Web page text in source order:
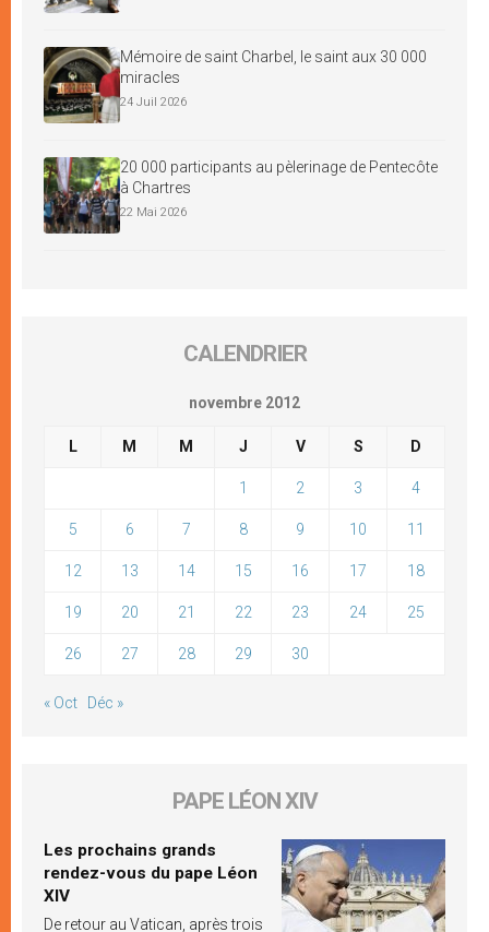
Mémoire de saint Charbel, le saint aux 30 000
miracles
24 Juil 2026
20 000 participants au pèlerinage de Pentecôte
à Chartres
22 Mai 2026
CALENDRIER
novembre 2012
L M M J V S D
1 2 3 4
5 6 7 8 9 10 11
12 13 14 15 16 17 18
19 20 21 22 23 24 25
26 27 28 29 30
« Oct Déc »
PAPE LÉON XIV
Les prochains grands
rendez-vous du pape Léon
XIV
De retour au Vatican, après trois